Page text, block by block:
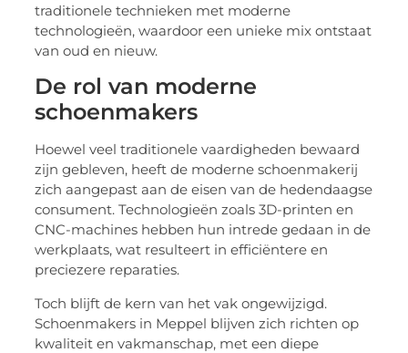
traditionele technieken met moderne
technologieën, waardoor een unieke mix ontstaat
van oud en nieuw.
De rol van moderne
schoenmakers
Hoewel veel traditionele vaardigheden bewaard
zijn gebleven, heeft de moderne schoenmakerij
zich aangepast aan de eisen van de hedendaagse
consument. Technologieën zoals 3D-printen en
CNC-machines hebben hun intrede gedaan in de
werkplaats, wat resulteert in efficiëntere en
preciezere reparaties.
Toch blijft de kern van het vak ongewijzigd.
Schoenmakers in Meppel blijven zich richten op
kwaliteit en vakmanschap, met een diepe